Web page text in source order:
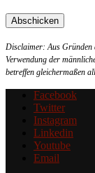
Disclaimer: Aus Gründen
Verwendung der
betreffen gleichermaßen
Facebook
Twitter
Instagram
Linkedin
Youtube
Email